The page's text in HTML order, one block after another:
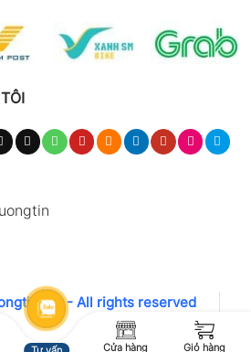
- All rights reserved
Cửa hàng Giỏ hàng